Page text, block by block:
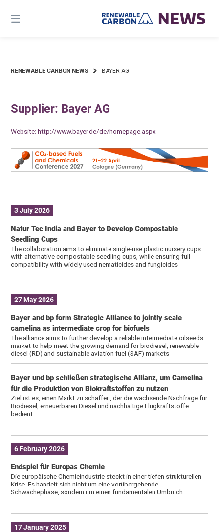
content
RENEWABLE CARBON NEWS BAYER AG
Supplier: Bayer AG
Website:http://www.bayer.de/de/homepage.aspx
3 July 2026
Natur Tec India and Bayer to Develop Compostable
Seedling Cups
The collaboration aims to eliminate single-use plastic nursery cups
with alternative compostable seedling cups, while ensuring full
compatibility with widely used nematicides and fungicides
27 May 2026
Bayer and bp form Strategic Alliance to jointly scale
camelina as intermediate crop for biofuels
The alliance aims to further develop a reliable intermediate oilseeds
market to help meet the growing demand for biodiesel, renewable
diesel (RD) and sustainable aviation fuel (SAF) markets
Bayer und bp schließen strategische Allianz, um Camelina
für die Produktion von Biokraftstoffen zu nutzen
Ziel ist es, einen Markt zu schaffen, der die wachsende Nachfrage für
Biodiesel, erneuerbaren Diesel und nachhaltige Flugkraftstoffe
bedient
6 February 2026
Endspiel für Europas Chemie
Die europäische Chemieindustrie steckt in einer tiefen strukturellen
Krise. Es handelt sich nicht um eine vorübergehende
Schwächephase, sondern um einen fundamentalen Umbruch
17 January 2025